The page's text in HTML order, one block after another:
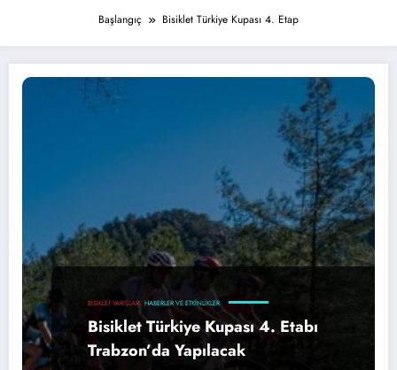
Başlangıç Bisiklet Türkiye Kupası 4. Etap
BISIKLET YARIŞLARI HABERLER VE ETKINLIKLER
Bisiklet Türkiye Kupası 4. Etabı
Trabzon’da Yapılacak